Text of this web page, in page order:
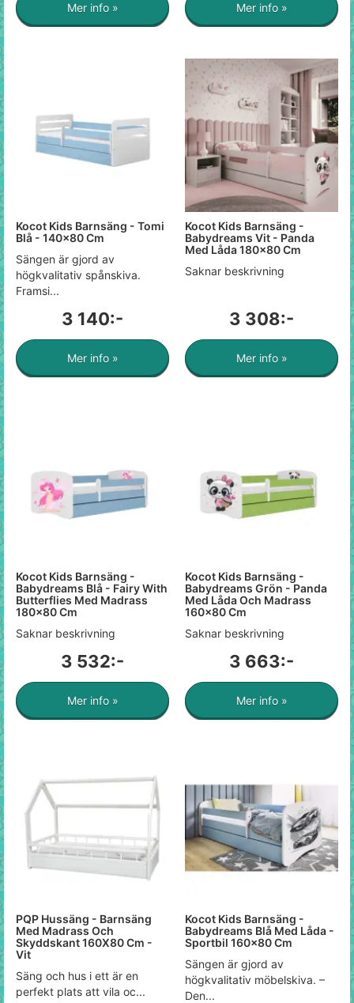
Mer info » Mer info »
Kocot Kids Barnsäng - Tomi
Blå - 140x80 Cm
Sängen är gjord av
högkvalitativ spånskiva.
Framsi...
3 140:-
Mer info »
Kocot Kids Barnsäng -
Babydreams Vit - Panda
Med Låda 180x80 Cm
Saknar beskrivning
3 308:-
Mer info »
Kocot Kids Barnsäng -
Babydreams Blå - Fairy With
Butterflies Med Madrass
180x80 Cm
Saknar beskrivning
3 532:-
Mer info »
Kocot Kids Barnsäng -
Babydreams Grön - Panda
Med Låda Och Madrass
160x80 Cm
Saknar beskrivning
3 663:-
Mer info »
PQP Hussäng - Barnsäng
Med Madrass Och
Skyddskant 160X80 Cm -
Vit
Säng och hus i ett är en
perfekt plats att vila oc...
Kocot Kids Barnsäng -
Babydreams Blå Med Låda -
Sportbil 160x80 Cm
Sängen är gjord av
högkvalitativ möbelskiva. –
Den...